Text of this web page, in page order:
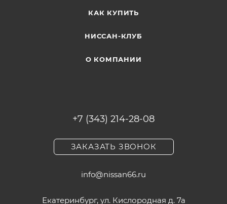
КАК КУПИТЬ
НИССАН-КЛУБ
О КОМПАНИИ
+7 (343) 214-28-08
ЗАКАЗАТЬ ЗВОНОК
info@nissan66.ru
Екатеринбург, ул. Кислородная д. 7а